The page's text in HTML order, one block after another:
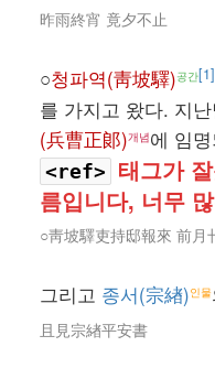
昨雨終宵 竟夕不止
○청파역(靑坡驛)공간[1]
를 가지고 왔다. 지
(兵曹正郞)개념에 임
<ref>
태그가
름입니다, 너무
○靑坡驛吏持邸報來 前月
그리고 종서(宗緖)인물
且見宗緖平安書